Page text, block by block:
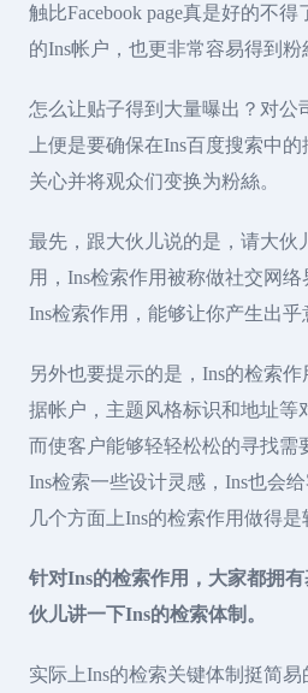
触比Facebook page真是好的不
的Ins帐户，也更非常容易得到粉
怎么让贴子得到大量曝出？对公
上便是要确保在Ins百度搜索中
关心并将观众们变换为粉絲。
最先，跟大伙儿说的是，请大伙
用，Ins检索作用被称做社交网络
Ins检索作用，能够让你产生出乎
另外也要提示的是，Ins的检索
据帐户，主题风格标识和地址等
而使客户能够轻轻松松的寻找需
Ins检索一些设计灵感，Ins也会
几个方面上Ins的检索作用做得是
针对Ins的检索作用，大家都拥
伙儿讲一下Ins的检索体制。
实际上Ins的检索关键体制挺简